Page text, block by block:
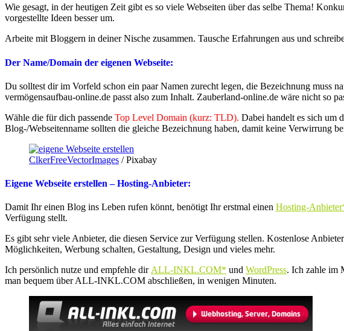
Wie gesagt, in der heutigen Zeit gibt es so viele Webseiten über das selbe Thema!
vorgestellte Ideen besser um.
Arbeite mit Bloggern in deiner Nische zusammen. Tausche Erfahrungen aus und
Der Name/Domain der eigenen Webseite:
Du solltest dir im Vorfeld schon ein paar Namen zurecht legen, die Bezeichnung muss
vermögensaufbau-online.de passt also zum Inhalt. Zauberland-online.de wäre nicht so
Wähle die für dich passende Top Level Domain (kurz: TLD). Dabei handelt es sich um
Blog-/Webseitenname sollten die gleiche Bezeichnung haben, damit keine Verwirrung
ClkerFreeVectorImages / Pixabay
Eigene Webseite erstellen – Hosting-Anbieter:
Damit Ihr einen Blog ins Leben rufen könnt, benötigt Ihr erstmal einen Hosting-
Verfügung stellt.
Es gibt sehr viele Anbieter, die diesen Service zur Verfügung stellen. Kostenlose
Möglichkeiten, Werbung schalten, Gestaltung, Design und vieles mehr.
Ich persönlich nutze und empfehle dirALL-INKL.COM* und WordPress. Ich zahle im
man bequem über ALL-INKL.COM abschließen, in wenigen Minuten.